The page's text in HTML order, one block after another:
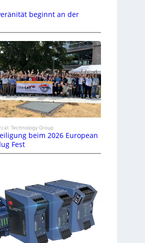
beginnt an der
Technology Group
beim 2026 European
Fest